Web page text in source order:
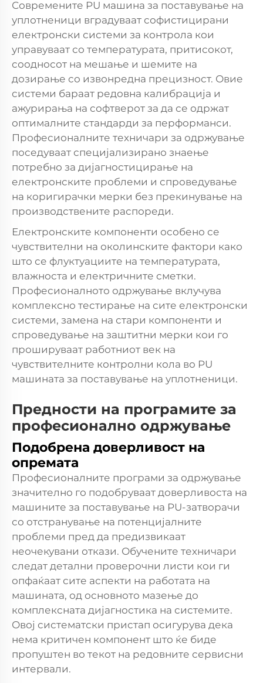
Современите PU машина за поставување на
уплотненици вградуваат софистицирани
електронски системи за контрола кои
управуваат со температурата, притисокот,
соодносот на мешање и шемите на
дозирање со извонредна прецизност. Овие
системи бараат редовна калибрација и
ажурирања на софтверот за да се одржат
оптималните стандарди за перформанси.
Професионалните техничари за одржување
поседуваат специјализирано знаење
потребно за дијагностицирање на
електронските проблеми и спроведување
на коригирачки мерки без прекинување на
производствените распореди.
Електронските компоненти особено се
чувствителни на околинските фактори како
што се флуктуациите на температурата,
влажноста и електричните сметки.
Професионалното одржување вклучува
комплексно тестирање на сите електронски
системи, замена на стари компоненти и
спроведување на заштитни мерки кои го
прошируваат работниот век на
чувствителните контролни кола во PU
машината за поставување на уплотненици.
Предности на програмите за
професионално одржување
Подобрена доверливост на
опремата
Професионалните програми за одржување
значително го подобруваат доверливоста на
машините за поставување на PU-затворачи
со отстранување на потенцијалните
проблеми пред да предизвикаат
неочекувани откази. Обучените техничари
следат детални проверочни листи кои ги
опфаќаат сите аспекти на работата на
машината, од основното мазење до
комплексната дијагностика на системите.
Овој систематски пристап осигурува дека
нема критичен компонент што ќе биде
пропуштен во текот на редовните сервисни
интервали.